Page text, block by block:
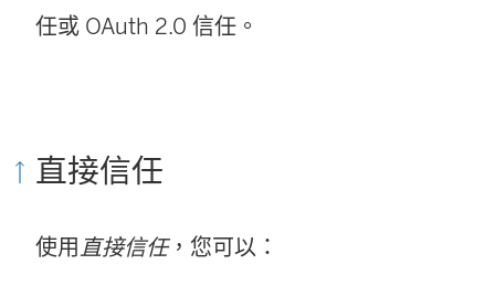
任或 OAuth 2.0 信任。
直接信任
使用直接信任，您可以：